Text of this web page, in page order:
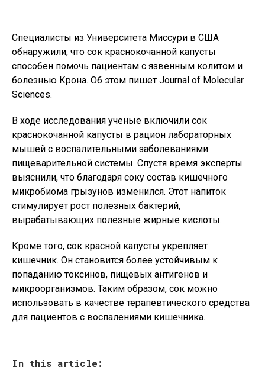
Специалисты из Университета Миссури в США
обнаружили, что сок краснокочанной капусты
способен помочь пациентам с язвенным колитом и
болезнью Крона. Об этом пишет Journal of Molecular
Sciences.
В ходе исследования ученые включили сок
краснокочанной капусты в рацион лабораторных
мышей с воспалительными заболеваниями
пищеварительной системы. Спустя время эксперты
выяснили, что благодаря соку состав кишечного
микробиома грызунов изменился. Этот напиток
стимулирует рост полезных бактерий,
вырабатывающих полезные жирные кислоты.
Кроме того, сок красной капусты укрепляет
кишечник. Он становится более устойчивым к
попаданию токсинов, пищевых антигенов и
микроорганизмов. Таким образом, сок можно
использовать в качестве терапевтического средства
для пациентов с воспалениями кишечника.
In this article: